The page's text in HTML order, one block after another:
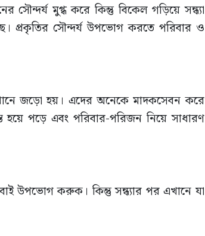
মুগ্ধ করে কিন্তু বিকেল গড়িয়ে সন্ধ্যা
প্রকৃতির সৌন্দর্য উপভোগ করতে পরিবার ও
জড়ো হয়। এদের অনেকে মাদকসেবন করে
পড়ে এবং পরিবার-পরিজন নিয়ে সাধারণ
উপভোগ করুক। কিন্তু সন্ধ্যার পর এখানে যা